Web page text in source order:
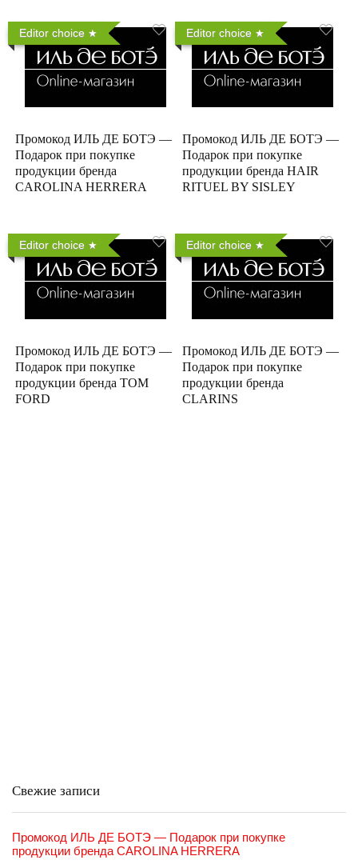
Editor choice
Промокод ИЛЬ ДЕ БОТЭ —
Подарок при покупке
продукции бренда
CAROLINA HERRERA
Editor choice
Промокод ИЛЬ ДЕ БОТЭ —
Подарок при покупке
продукции бренда HAIR
RITUEL BY SISLEY
Editor choice
Промокод ИЛЬ ДЕ БОТЭ —
Подарок при покупке
продукции бренда TOM
FORD
Editor choice
Промокод ИЛЬ ДЕ БОТЭ —
Подарок при покупке
продукции бренда
CLARINS
Свежие записи
Промокод ИЛЬ ДЕ БОТЭ — Подарок при покупке
продукции бренда CAROLINA HERRERA